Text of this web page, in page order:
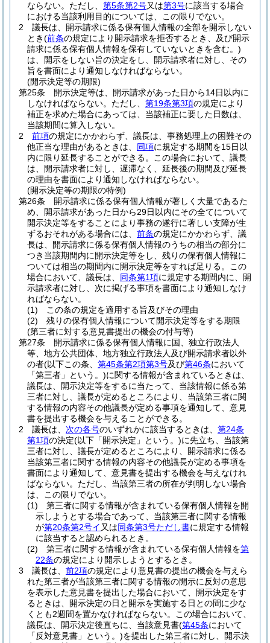
ならない。 ただし、 第5条第2号又は第3号に該当する場合
における当該利用目的については、この限りでない。
2
議長は、開示請求に係る保有個人情報の全部を開示しない
とき(前条の規定により開示請求を拒否するとき、及び開示
請求に係る保有個人情報を保有していないときを含む。)
は、開示をしない旨の決定をし、開示請求者に対し、その
旨を書面により通知しなければならない。
(開示決定等の期限)
第25条
開示決定等は、開示請求があった日から14日以内に
しなければならない。 ただし、 第19条第3項の規定により
補正を求めた場合にあっては、当該補正に要した日数は、
当該期間に算入しない。
2
前項の規定にかかわらず、議長は、事務処理上の困難その
他正当な理由があるときは、 同項に規定する期間を15日以
内に限り延長することができる。
この場合において、議長
は、開示請求者に対し、遅滞なく、延長後の期間及び延長
の理由を書面により通知しなければならない。
(開示決定等の期限の特例)
第26条
開示請求に係る保有個人情報が著しく大量であるた
め、開示請求があった日から29日以内にその全てについて
開示決定等をすることにより事務の遂行に著しい支障が生
ずるおそれがある場合には、 前条の規定にかかわらず、議
長は、開示請求に係る保有個人情報のうちの相当の部分に
つき当該期間内に開示決定等をし、残りの保有個人情報に
ついては相当の期間内に開示決定等をすれば足りる。
この
場合において、議長は、 同条第1項に規定する期間内に、開
示請求者に対し、次に掲げる事項を書面により通知しなけ
ればならない。
(1)
この条の規定を適用する旨及びその理由
(2)
残りの保有個人情報について開示決定等をする期限
(第三者に対する意見書提出の機会の付与等)
第27条
開示請求に係る保有個人情報に国、独立行政法人
等、地方公共団体、地方独立行政法人及び開示請求者以外
の者(以下この条、 第45条第2項第3号及び第46条において
「第三者」という。)に関する情報が含まれているときは、
議長は、開示決定等をするに当たって、当該情報に係る第
三者に対し、議長が定めるところにより、当該第三者に関
する情報の内容その他議長が定める事項を通知して、意見
書を提出する機会を与えることができる。
2
議長は、 次の各号のいずれかに該当するときは、 第24条
第1項の決定(以下「開示決定」という。)に先立ち、当該第
三者に対し、議長が定めるところにより、開示請求に係る
当該第三者に関する情報の内容その他議長が定める事項を
書面により通知して、意見書を提出する機会を与えなけれ
ばならない。 ただし、当該第三者の所在が判明しない場合
は、この限りでない。
(1)
第三者に関する情報が含まれている保有個人情報を開
示しようとする場合であって、当該第三者に関する情報
が第20条第2号イ 又は同条第3号ただし書に規定する情報
に該当すると認められるとき。
(2)
第三者に関する情報が含まれている保有個人情報を第
22条の規定により開示しようとするとき。
3
議長は、 前2項の規定により意見書の提出の機会を与えら
れた第三者が当該第三者に関する情報の開示に反対の意思
を表示した意見書を提出した場合において、開示決定をす
るときは、開示決定の日と開示を実施する日との間に少な
くとも2週間を置かなければならない。
この場合において、
議長は、開示決定後直ちに、当該意見書(第45条において
「反対意見書」という。)を提出した第三者に対し、開示決